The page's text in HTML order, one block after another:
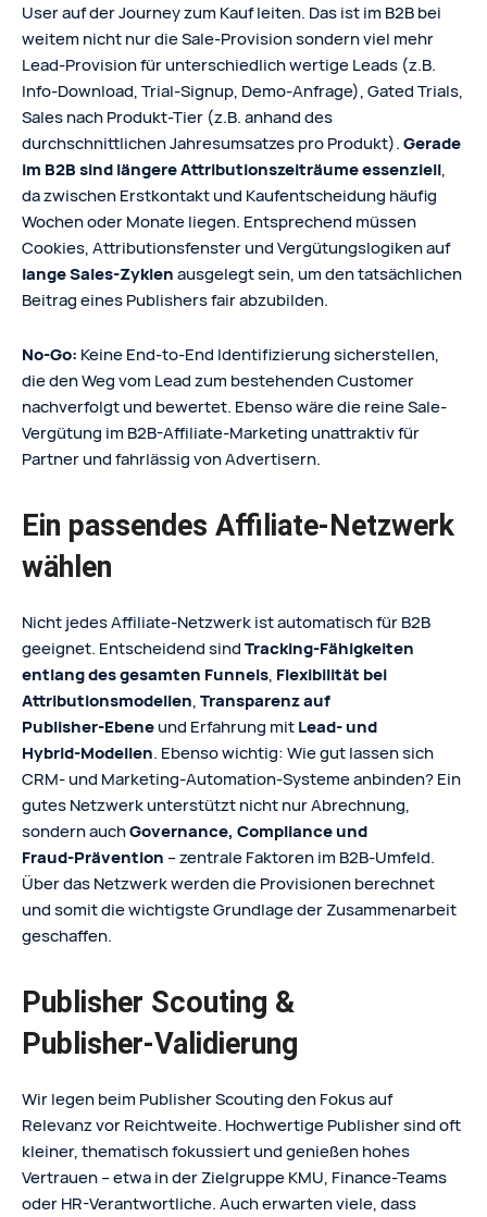
User auf der Journey zum Kauf leiten. Das ist im B2B bei
weitem nicht nur die Sale-Provision sondern viel mehr
Lead-Provision für unterschiedlich wertige Leads (z.B.
Info-Download, Trial-Signup, Demo-Anfrage), Gated Trials,
Sales nach Produkt-Tier (z.B. anhand des
durchschnittlichen Jahresumsatzes pro Produkt).Gerade
im B2B sind längere Attributionszeiträume essenziell,
da zwischen Erstkontakt und Kaufentscheidung häufig
Wochen oder Monate liegen. Entsprechend müssen
Cookies, Attributionsfenster und Vergütungslogiken auf
lange Sales‑Zyklenausgelegt sein, um den tatsächlichen
Beitrag eines Publishers fair abzubilden.
No‑Go: Keine End-to-End Identifizierung sicherstellen,
die den Weg vom Lead zum bestehenden Customer
nachverfolgt und bewertet. Ebenso wäre die reine Sale-
Vergütung im B2B-Affiliate-Marketing unattraktiv für
Partner und fahrlässig von Advertisern.
Ein passendes Affiliate‑Netzwerk
wählen
Nicht jedes Affiliate‑Netzwerk ist automatisch für B2B
geeignet. Entscheidend sindTracking‑Fähigkeiten
entlang des gesamten Funnels, Flexibilität bei
Attributionsmodellen,Transparenz auf
Publisher‑Ebeneund Erfahrung mitLead‑ und
Hybrid‑Modellen. Ebenso wichtig: Wie gut lassen sich
CRM‑ und Marketing‑Automation‑Systeme anbinden? Ein
gutes Netzwerk unterstützt nicht nur Abrechnung,
sondern auchGovernance, Compliance und
Fraud‑Prävention– zentrale Faktoren im B2B‑Umfeld.
Über das Netzwerk werden die Provisionen berechnet
und somit die wichtigste Grundlage der Zusammenarbeit
geschaffen.
Publisher Scouting &
Publisher‑Validierung
Wir legen beim Publisher Scouting den Fokus auf
Relevanz vor Reichtweite. Hochwertige Publisher sind oft
kleiner, thematisch fokussiert und genießen hohes
Vertrauen – etwa in der Zielgruppe KMU, Finance-Teams
oder HR-Verantwortliche. Auch erwarten viele, dass